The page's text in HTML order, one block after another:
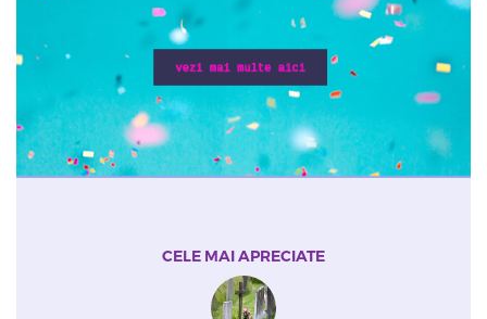
CELE MAI APRECIATE